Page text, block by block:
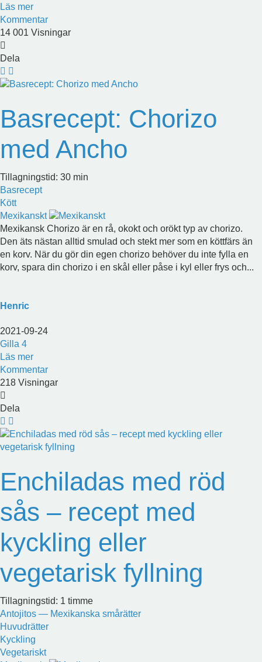
Läs mer
Kommentar
14 001 Visningar
Dela
Basrecept: Chorizo
med Ancho
Tillagningstid: 30 min
Basrecept
Kött
Mexikanskt
Mexikansk Chorizo är en rå, okokt och orökt typ av chorizo.
Den äts nästan alltid smulad och stekt mer som en köttfärs än
en korv. När du gör din egen chorizo behöver du inte fylla en
korv, spara din chorizo i en skål eller påse i kyl eller frys och...
Henric
2021-09-24
Gilla 4
Läs mer
Kommentar
218 Visningar
Dela
Enchiladas med röd
sås – recept med
kyckling eller
vegetarisk fyllning
Tillagningstid: 1 timme
Antojitos — Mexikanska smårätter
Huvudrätter
Kyckling
Vegetariskt